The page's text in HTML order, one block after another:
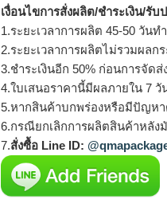
เงื่อนไขการสั่งผลิต/ชำระเงิน/รั
1.ระยะเวลาการผลิต 45-50 วัน
2.ระยะเวลาการผลิตไม่รวมผล
3.ชำระเงินอีก 50% ก่อนการจัด
4.ใบเสนอราคานี้มีผลภายใน 7
5.หากสินค้าบกพร่องหรือมีปัญห
6.กรณียกเลิกการผลิตสินค้าหลัง
7.สั่งซื้อ Line ID: